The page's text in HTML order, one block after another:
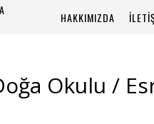
HAKKIMIZDA
Okulu /